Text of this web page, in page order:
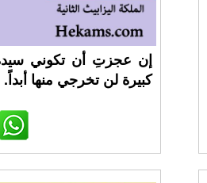
إن عجزتِ أن تكوني
كبيرة لن تخرجي منها أبداً. -